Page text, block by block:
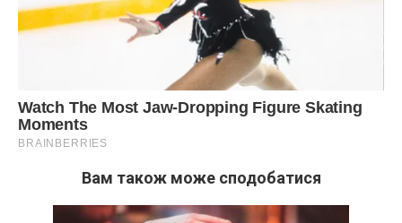
Вам також може сподобатися